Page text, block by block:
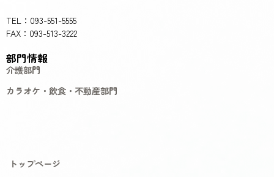
TEL：093-551-5555
FAX：093-513-3222
部門情報
介護部門
カラオケ・飲食・不動産部門
トップページ